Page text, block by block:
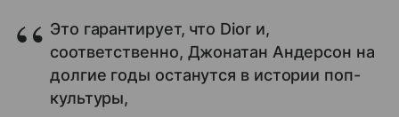
Это гарантирует, что Dior и,
соответственно, Джонатан Андерсон на
долгие годы останутся в истории поп-
культуры,